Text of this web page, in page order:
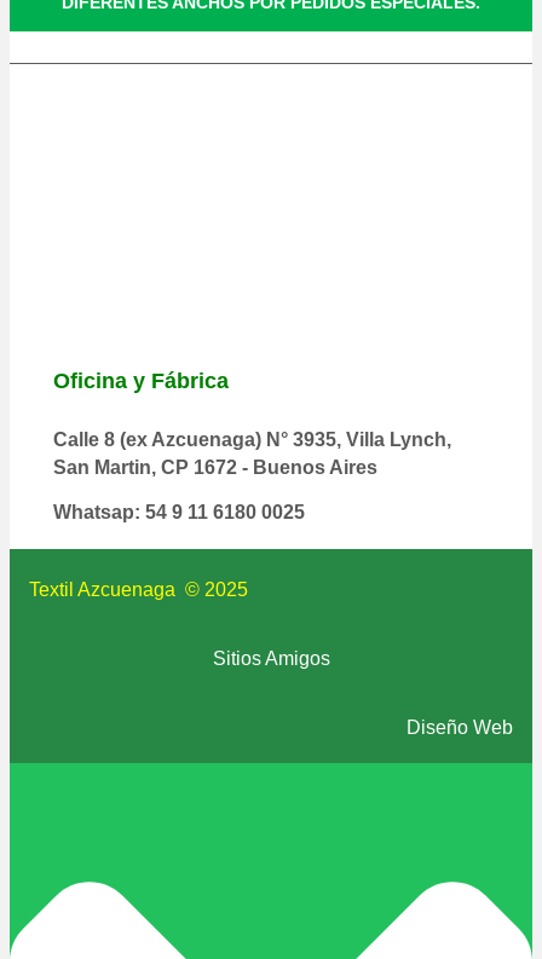
Oficina y Fábrica
Calle 8 (ex Azcuenaga) N° 3935, Villa Lynch,
San Martin, CP 1672 - Buenos Aires
Whatsap: 54 9 11 6180 0025
Textil Azcuenaga © 2025
Sitios Amigos
Diseño Web